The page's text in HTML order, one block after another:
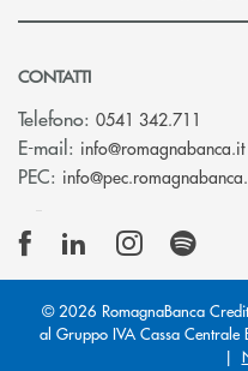
CONTATTI
Telefono: 0541 342.711
E-mail: info@romagnabanca.it
PEC:
© 2026 RomagnaBanca
al Gruppo IVA Cassa
|